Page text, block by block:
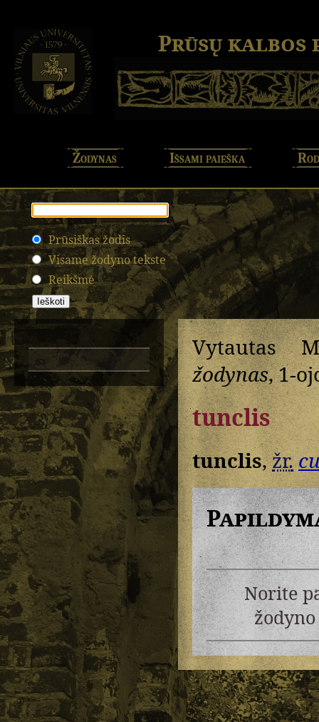
Prūsų kalbos
Žodynas Išsami paieška
Prūsiškas žodis
Visame žodyno tekste
Reikšmė
Vytautas
žodynas, 1-
tunclis
tunclis,žr.
Norite